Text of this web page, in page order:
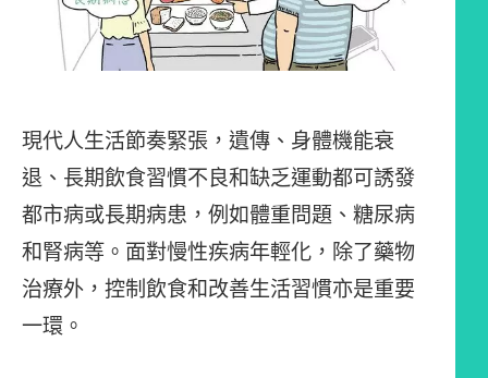
現代人生活節奏緊張，遺傳、身體機能衰
退、長期飲食習慣不良和缺乏運動都可誘發
都市病或長期病患，例如體重問題、糖尿病
和腎病等。面對慢性疾病年輕化，除了藥物
治療外，控制飲食和改善生活習慣亦是重要
一環。